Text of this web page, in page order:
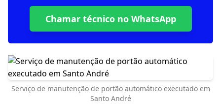
Chamar técnico no WhatsApp
Serviço de manutenção de portão automático executado em
Santo André